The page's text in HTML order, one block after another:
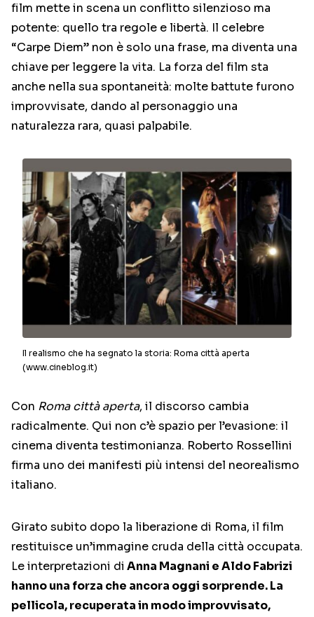
film mette in scena un conflitto silenzioso ma
potente: quello tra regole e libertà. Il celebre
“Carpe Diem” non è solo una frase, ma diventa una
chiave per leggere la vita. La forza del film sta
anche nella sua spontaneità: molte battute furono
improvvisate, dando al personaggio una
naturalezza rara, quasi palpabile.
Il realismo che ha segnato la storia: Roma città aperta
(www.cineblog.it)
Con Roma città aperta, il discorso cambia
radicalmente. Qui non c’è spazio per l’evasione: il
cinema diventa testimonianza. Roberto Rossellini
firma uno dei manifesti più intensi del neorealismo
italiano.
Girato subito dopo la liberazione di Roma, il film
restituisce un’immagine cruda della città occupata.
Le interpretazioni di Anna Magnani eAldo Fabrizi
hanno una forza che ancora oggi sorprende. La
pellicola, recuperata in modo improvvisato,